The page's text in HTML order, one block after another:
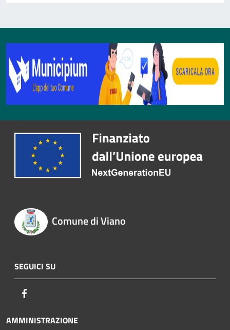
Comune di Viano
SEGUICI SU
AMMINISTRAZIONE